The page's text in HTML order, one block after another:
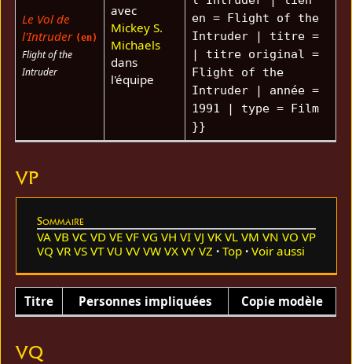
Le Vol de
l'Intruder (en)
Flight of the
Intruder
avec
Mickey S.
Michaels
dans
l'équipe
en = Flight of the
Intruder | titre =
| titre original =
Flight of the
Intruder | année =
1991 | type = Film
}}
VP
Sommaire
VA VB VC VD VE VF VG VH VI VJ VK VL VM VN VO VP
VQ VR VS VT VU VV VW VX VY VZ Top Voir aussi
Titre Personnes impliquées Copie modèle
VQ